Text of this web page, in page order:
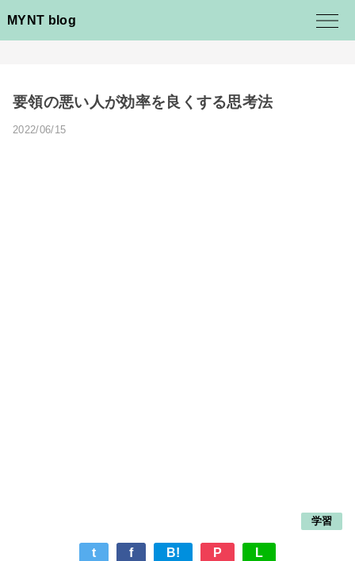
MYNT blog
要領の悪い人が効率を良くする思考法
2022/06/15
学習
t f B! P L